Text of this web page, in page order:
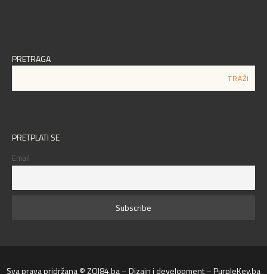
PRETRAGA
PRETPLATI SE
Email
Sva prava pridržana © ZOI84.ba – Dizajn i development – PurpleKey.ba